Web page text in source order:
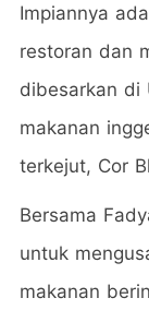
Impiannya
restoran dan
dibesarkan di
makanan
terkejut, Cor
Bersama
untuk
makanan